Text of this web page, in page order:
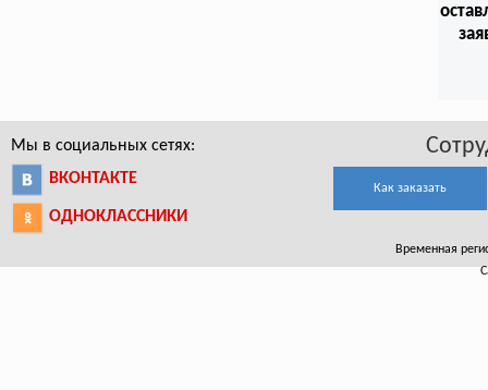
Мы в социальных сетях:
ВКОНТАКТЕ
ОДНОКЛАССНИКИ
Как заказать
Временная